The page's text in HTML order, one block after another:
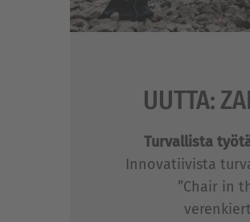
UUTTA:
Turvallista
Innovatiivista
”Chair in